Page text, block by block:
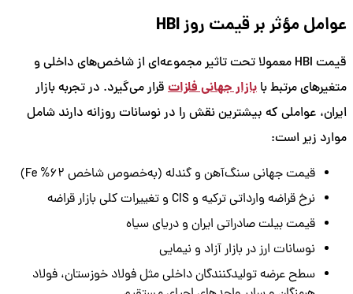
عوامل مؤثر بر قیمت روز HBI
قیمت HBI معمولا تحت تاثیر مجموعه‌ای از شاخص‌های داخلی و
متغیرهای مرتبط با بازار جهانی فلزات قرار می‌گیرد. در تجربه بازار
ایران، عواملی که بیشترین نقش را در نوسانات روزانه دارند شامل
موارد زیر است:
قیمت جهانی سنگ‌آهن و گندله (به‌خصوص شاخص 62% Fe)
نرخ قراضه وارداتی ترکیه و CIS و تغییرات کلی بازار قراضه
قیمت بیلت صادراتی ایران و دریای سیاه
نوسانات ارز در بازار آزاد و نیمایی
سطح عرضه تولیدکنندگان داخلی مثل فولاد خوزستان، فولاد